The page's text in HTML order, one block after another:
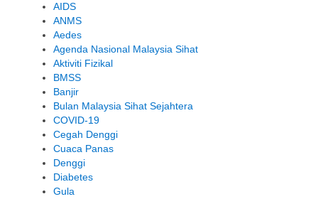
AIDS
ANMS
Aedes
Agenda Nasional Malaysia Sihat
Aktiviti Fizikal
BMSS
Banjir
Bulan Malaysia Sihat Sejahtera
COVID-19
Cegah Denggi
Cuaca Panas
Denggi
Diabetes
Gula